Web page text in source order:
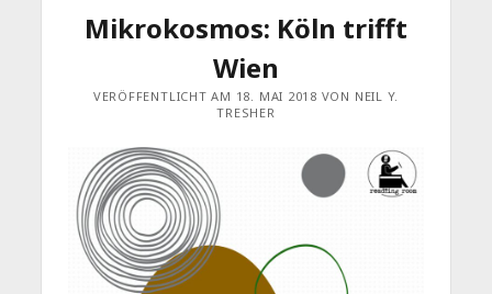
Mikrokosmos: Köln trifft
Wien
VERÖFFENTLICHT AM 18. MAI 2018 VON NEIL Y.
TRESHER